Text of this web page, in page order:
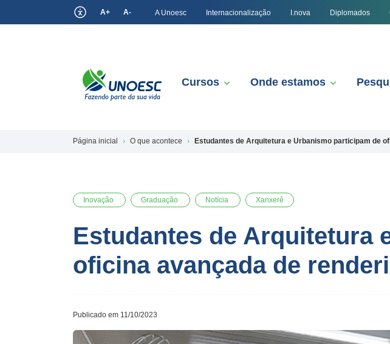
A+ A- A Unoesc Internacionalização I.nova Diplomados
Cursos Onde estamos
Página inicial O que acontece Estudantes de Arquitetura e Urbanismo participam de
Inovação Graduação Notícia Xanxerê
Estudantes de Arquitetura
oficina avançada de
Publicado em 11/10/2023